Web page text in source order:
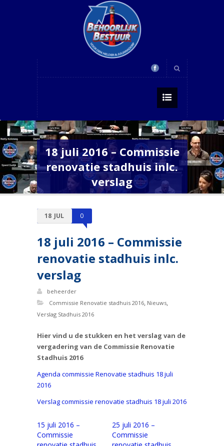
18 juli 2016 – Commissie
renovatie stadhuis inlc.
verslag
18 JUL 0
18 juli 2016 – Commissie
renovatie stadhuis inlc.
verslag
beheerder
Commissie Renovatie stadhuis 2016, Nieuws,
Verslag Stadhuis 2016
Hier vind u de stukken en het verslag van de
vergadering van de Commissie Renovatie
Stadhuis 2016
Agenda commissie Renovatie stadhuis 18 juli
2016
Verslag commissie renovatie stadhuis 18 juli 2016
15 juli 2016 –
Commissie
25 juli 2016 –
Commissie